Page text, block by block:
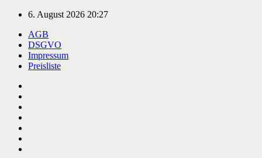
Zum
springen
6. August 2026 20:27
AGB
DSGVO
Impressum
Preisliste